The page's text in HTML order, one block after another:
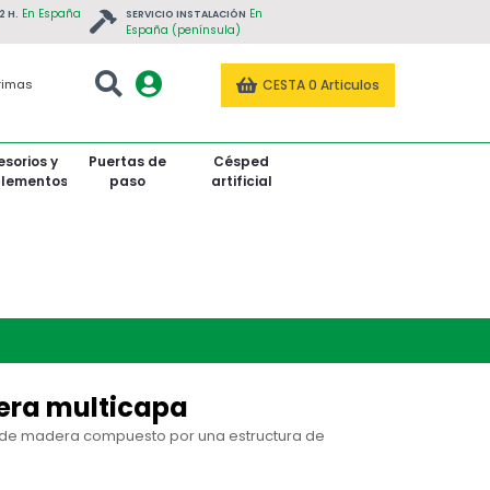
H. En España
SERVICIO INSTALACIÓN En
España (península)
CESTA0 Articulos
y
Puertas de
paso
Césped
artificial
multicapa
madera compuesto por una estructura de